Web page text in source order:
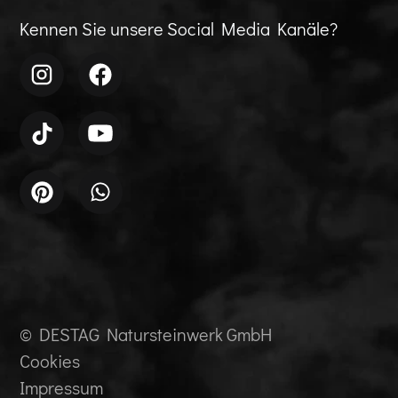
Kennen Sie unsere Social Media Kanäle?
© DESTAG Natursteinwerk GmbH
Cookies
Impressum